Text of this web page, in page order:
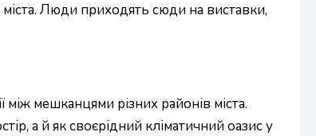
міста. Люди приходять сюди на виставки,
мешканцями різних районів міста.
а й як своєрідний кліматичний оазис у